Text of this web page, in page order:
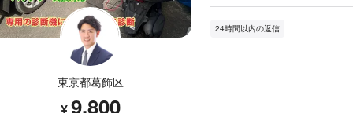
東京都葛飾区
9,800
24時間以内の返信